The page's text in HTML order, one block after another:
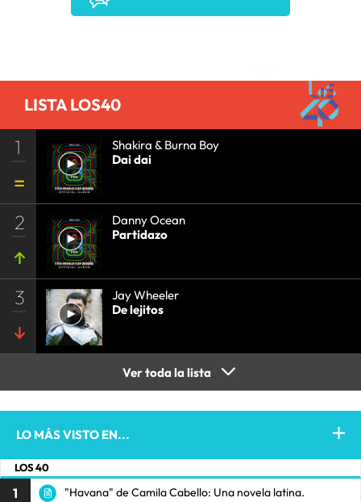
•RADIO•AGENDA•PRISA MEDIA•
COMUNICACIÓN•COMUNICACIÓN•
LISTA LOS40
1
Shakira & Burna Boy
Dai dai
2
Danny Ocean
Partidazo
3
Jay Wheeler
De lejitos
Ver toda la lista
LO MÁS VISTO EN...
LOS 40
1 "Havana" de Camila Cabello: Una novela latina.